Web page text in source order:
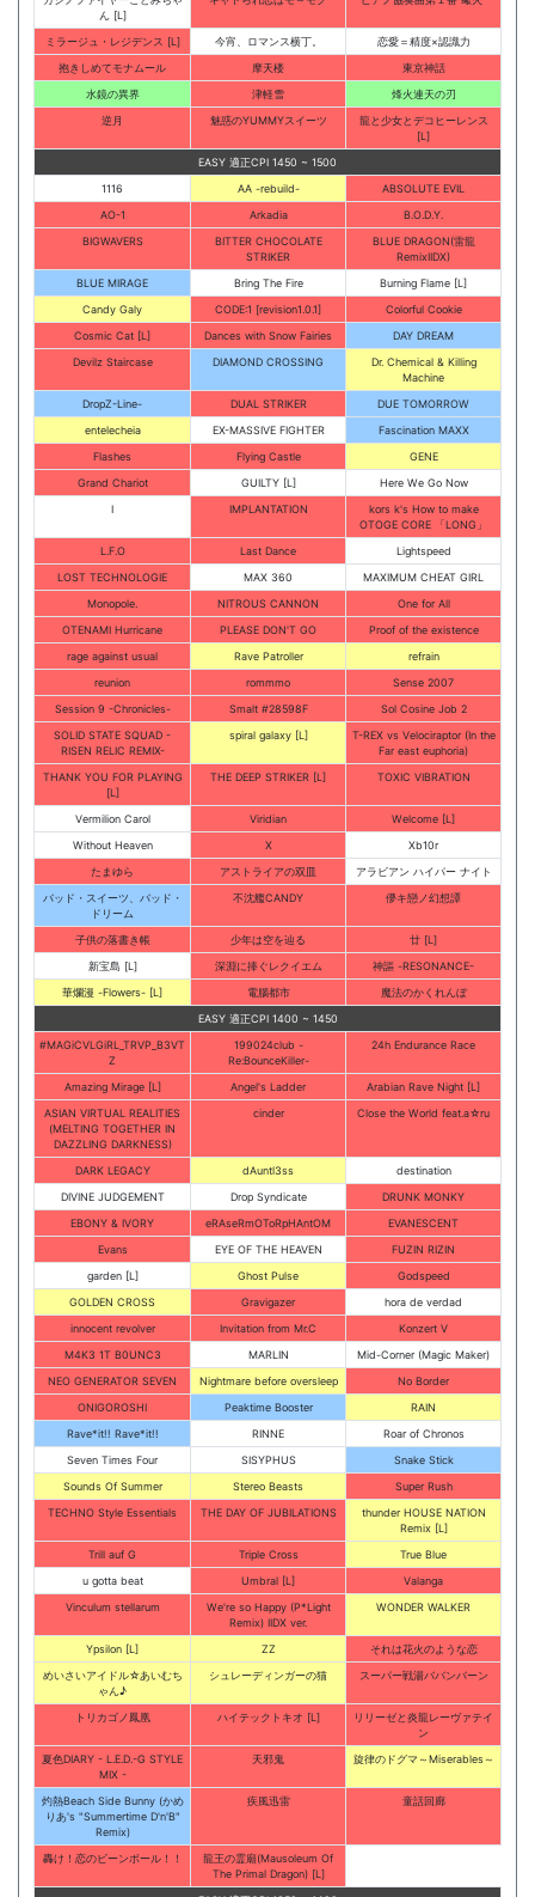
ん [L]
ミラージュ・レジデンス [L] 今宵、ロマンス横丁。
恋愛＝精度×認識力
抱きしめてモナムール
摩天楼
東京神話
水鏡の異界
津軽雪
烽火連天の刃
逆月
魅惑のYUMMYスイーツ
龍と少女とデコヒーレンス
[L]
EASY 適正CPI 1450 ~ 1500
1116
AA -rebuild-
ABSOLUTE EVIL
AO-1
Arkadia
B.O.D.Y.
BIGWAVERS
BITTER CHOCOLATE
STRIKER
BLUE DRAGON(雷龍
RemixIIDX)
BLUE MIRAGE
Bring The Fire
Burning Flame [L]
Candy Galy
CODE:1 [revision1.0.1]
Colorful Cookie
Cosmic Cat [L]
Dances with Snow Fairies
DAY DREAM
Devilz Staircase
DIAMOND CROSSING
Dr. Chemical & Killing
Machine
DropZ-Line-
DUAL STRIKER
DUE TOMORROW
entelecheia
EX-MASSIVE FIGHTER
Fascination MAXX
Flashes
Flying Castle
GENE
Grand Chariot
GUILTY [L]
Here We Go Now
I
IMPLANTATION
kors k's How to make
OTOGE CORE 「LONG」
L.F.O
Last Dance
Lightspeed
LOST TECHNOLOGIE
MAX 360
MAXIMUM CHEAT GIRL
Monopole.
NITROUS CANNON
One for All
OTENAMI Hurricane
PLEASE DON'T GO
Proof of the existence
rage against usual
Rave Patroller
refrain
reunion
rommmo
Sense 2007
Session 9 -Chronicles-
Smalt #28598F
Sol Cosine Job 2
SOLID STATE SQUAD -
RISEN RELIC REMIX-
spiral galaxy [L]
T-REX vs Velociraptor (In the
Far east euphoria)
THANK YOU FOR PLAYING
[L]
THE DEEP STRIKER [L] TOXIC VIBRATION
Vermilion Carol Viridian
Welcome [L]
Without Heaven
X
Xb10r
たまゆら
アストライアの双皿
アラビアン ハイパー ナイト
バッド・スイーツ、バッド・
ドリーム
不沈艦CANDY 儚キ戀ノ幻想譚
子供の落書き帳 少年は空を辿る
廿 [L]
新宝島 [L]
深淵に捧ぐレクイエム
神謳 -RESONANCE-
華爛漫 -Flowers- [L]
電腦都市
魔法のかくれんぼ
EASY 適正CPI 1400 ~ 1450
#MAGiCVLGiRL_TRVP_B3VT
Z
199024club -
Re:BounceKiller-
24h Endurance Race
Amazing Mirage [L] Angel's Ladder
Arabian Rave Night [L]
ASIAN VIRTUAL REALITIES
(MELTING TOGETHER IN
DAZZLING DARKNESS)
cinder Close the World feat.a☆ru
DARK LEGACY dAuntl3ss
destination
DIVINE JUDGEMENT
Drop Syndicate
DRUNK MONKY
EBONY & IVORY
eRAseRmOToRpHAntOM
EVANESCENT
Evans
EYE OF THE HEAVEN
FUZIN RIZIN
garden [L]
Ghost Pulse
Godspeed
GOLDEN CROSS
Gravigazer
hora de verdad
innocent revolver
Invitation from Mr.C
Konzert V
M4K3 1T B0UNC3
MARLIN
Mid-Corner (Magic Maker)
NEO GENERATOR SEVEN
Nightmare before oversleep
No Border
ONIGOROSHI
Peaktime Booster
RAIN
Rave*it!! Rave*it!!
RINNE
Roar of Chronos
Seven Times Four
SISYPHUS
Snake Stick
Sounds Of Summer
Stereo Beasts
Super Rush
TECHNO Style Essentials
THE DAY OF JUBILATIONS
thunder HOUSE NATION
Remix [L]
Trill auf G
Triple Cross
True Blue
u gotta beat
Umbral [L]
Valanga
Vinculum stellarum
We're so Happy (P*Light
Remix) IIDX ver.
WONDER WALKER
Ypsilon [L] ZZ
それは花火のような恋
めいさいアイドル☆あいむち
ゃん♪
シュレーディンガーの猫 スーパー戦湯ババンバーン
トリカゴノ鳳凰 ハイテックトキオ [L]
リリーゼと炎龍レーヴァテイ
ン
夏色DIARY - L.E.D.-G STYLE
MIX -
天邪鬼 旋律のドグマ～Miserables～
灼熱Beach Side Bunny (かめ
りあ's "Summertime D'n'B"
Remix)
疾風迅雷 童話回廊
轟け！恋のビーンボール！！
龍王の霊廟(Mausoleum Of
The Primal Dragon) [L]